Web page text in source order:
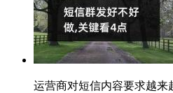
运营商对短信内容要求越来